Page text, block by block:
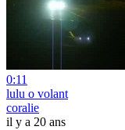
0:11
lulu o volant
coralie
il y a 20 ans